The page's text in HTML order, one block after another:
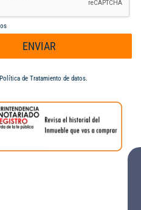
ENVIAR
Política de Tratamiento de datos.